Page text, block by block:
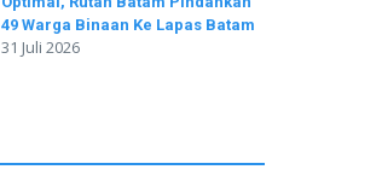
49 Warga Binaan Ke Lapas Batam
31 Juli 2026